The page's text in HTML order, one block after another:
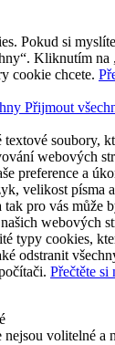
Pokud si
Kliknutím na
cookie chcete.
Přijmout
soubory,
webových
preference a
velikost písma
pro vás může
webových
typy cookies,
odstranit
Přečtěte si
volitelné a